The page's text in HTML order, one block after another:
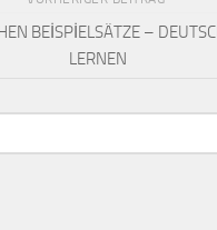
BEİSPİELSÄTZE –
LERNEN